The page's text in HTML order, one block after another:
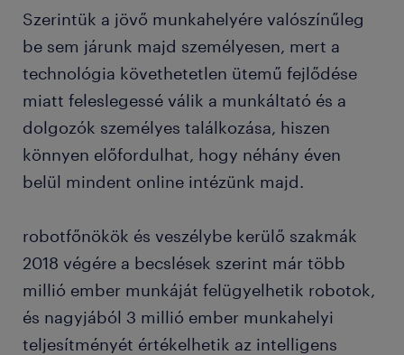
Szerintük a jövő munkahelyére valószínűleg
be sem járunk majd személyesen, mert a
technológia követhetetlen ütemű fejlődése
miatt feleslegessé válik a munkáltató és a
dolgozók személyes találkozása, hiszen
könnyen előfordulhat, hogy néhány éven
belül mindent online intézünk majd.
robotfőnökök és veszélybe kerülő szakmák
2018 végére a becslések szerint már több
millió ember munkáját felügyelhetik robotok,
és nagyjából 3 millió ember munkahelyi
teljesítményét értékelhetik az intelligens